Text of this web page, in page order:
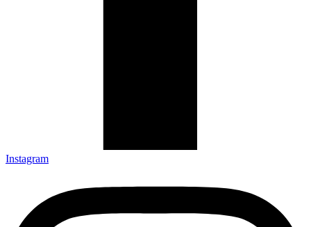
Instagram